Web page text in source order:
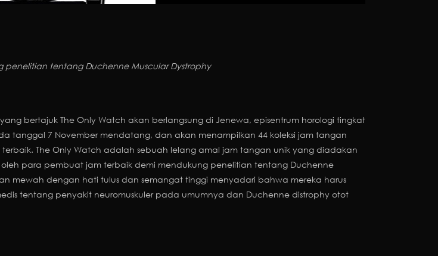
tentang Duchenne Muscular Dystrophy
bertajuk The Only Watch akan berlangsung di Jenewa, episentrum horologi tingkat
tanggal 7 November mendatang, dan akan menampilkan 44 koleksi jam tangan
The Only Watch adalah sebuah lelang amal jam tangan unik yang diadakan
para pembuat jam terbaik demi mendukung penelitian tentang Duchenne
mewah dengan hati tulus dan semangat tinggi menyadari bahwa mereka harus
tentang penyakit neuromuskuler pada umumnya dan Duchenne distrophy otot